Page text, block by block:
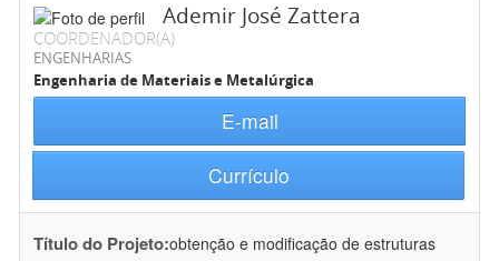
Ademir José Zattera
COORDENADOR(A)
ENGENHARIAS
Engenharia de Materiais e Metalúrgica
E-mail
Currículo
Título do Projeto:obtenção e modificação de estruturas